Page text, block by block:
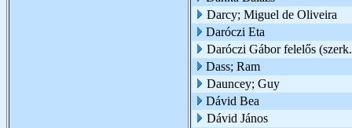
Darcy; Miguel de Oliveira
Daróczi Eta
Daróczi Gábor felelős
Dass; Ram
Dauncey; Guy
Dávid Bea
Dávid János